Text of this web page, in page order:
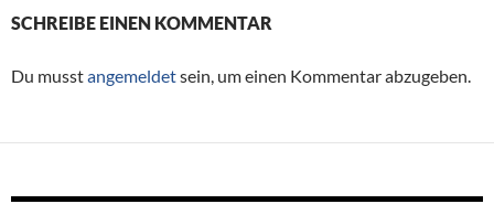
SCHREIBE EINEN KOMMENTAR
Du musstangemeldetsein, um einen Kommentar abzugeben.